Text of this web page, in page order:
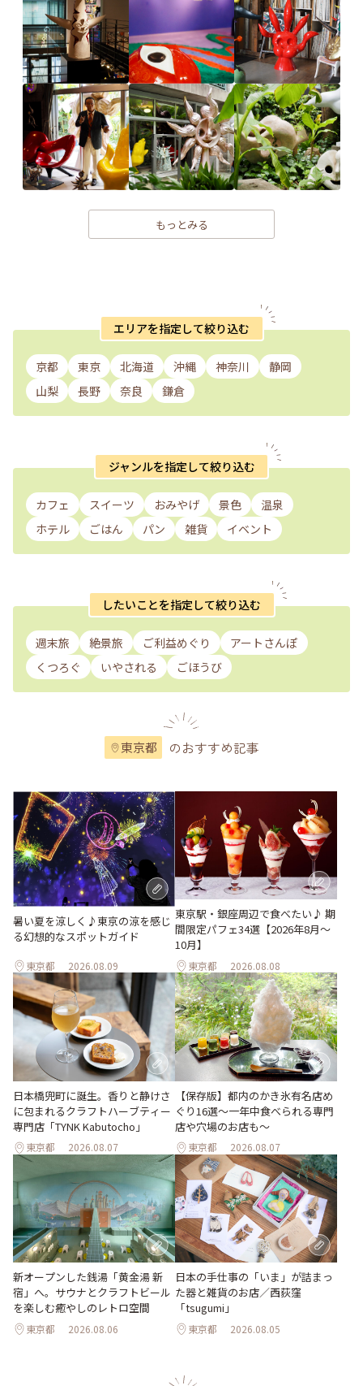
もっとみる
エリアを指定して絞り込む
京都 東京 北海道 沖縄 神奈川
静岡
山梨
長野 奈良 鎌倉
ジャンルを指定して絞り込む
カフェ スイーツ おみやげ 景色
温泉
ホテル
ごはん パン 雑貨 イベント
したいことを指定して絞り込む
週末旅 絶景旅 ご利益めぐり
アートさんぽ
くつろぐ
いやされる ごほうび
東京都 のおすすめ記事
暑い夏を涼しく♪東京の涼を感じ
る幻想的なスポットガイド
東京都 2026.08.09
東京駅・銀座周辺で食べたい♪ 期
間限定パフェ34選【2026年8月～
10月】
東京都 2026.08.08
日本橋兜町に誕生。香りと静けさ
に包まれるクラフトハーブティー
専門店「TYNK Kabutocho」
東京都 2026.08.07
【保存版】都内のかき氷有名店め
ぐり16選～一年中食べられる専門
店や穴場のお店も～
東京都 2026.08.07
新オープンした銭湯「黄金湯 新
宿」へ。サウナとクラフトビール
を楽しむ癒やしのレトロ空間
東京都 2026.08.06
日本の手仕事の「いま」が詰まっ
た器と雑貨のお店／西荻窪
「tsugumi」
東京都 2026.08.05